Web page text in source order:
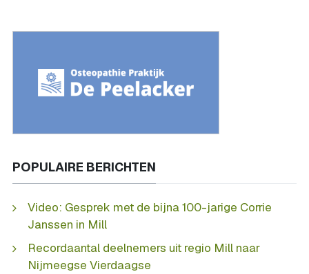
POPULAIRE BERICHTEN
Video: Gesprek met de bijna 100-jarige Corrie
Janssen in Mill
Recordaantal deelnemers uit regio Mill naar
Nijmeegse Vierdaagse